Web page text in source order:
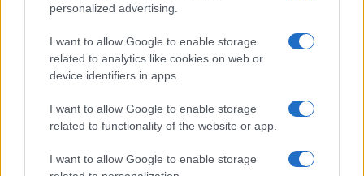
personalized advertising.
I want to allow Google to enable storage
related to analytics like cookies on web or
device identifiers in apps.
I want to allow Google to enable storage
related to functionality of the website or app.
I want to allow Google to enable storage